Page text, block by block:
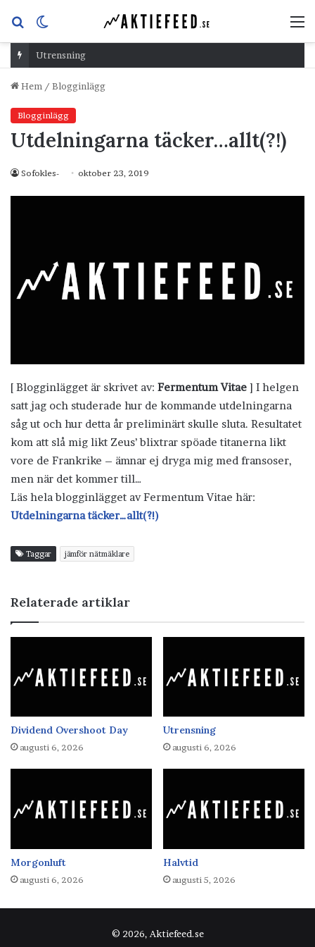
Sök
efterskin
Utrensning
Hem / Blogginlägg
Blogginlägg
Utdelningarna täcker…allt(?!)
Sofokles- oktober 23, 2019
[ Blogginlägget är skrivet av: Fermentum Vitae ] I helgen
satt jag och studerade hur de kommande utdelningarna
såg ut och hur detta år preliminärt skulle sluta. Resultatet
kom att slå mig likt Zeus’ blixtrar spöade titanerna likt
vore de Frankrike – ämnar ej dryga mig med fransoser,
men när det kommer till…
Läs hela blogginlägget av Fermentum Vitae här:
Utdelningarna täcker…allt(?!)
Taggar jämför nätmäklare
Relaterade artiklar
Dividend Overshoot Day
augusti 6, 2026
Utrensning
augusti 6, 2026
Morgonluft
augusti 6, 2026
Halvtid
augusti 5, 2026
© 2026, Aktiefeed.se